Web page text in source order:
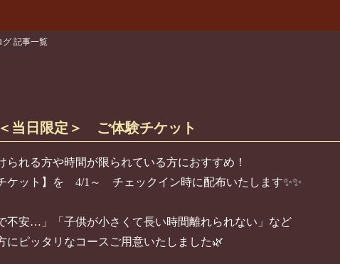
グ 記事一覧
当日限定＞ ご体験チケット
られる方や時間が限られている方におすすめ！
ケット】を 4/1～ チェックイン時に配布いたします✨✨
不安…」「子供が小さくて長い時間離れられない」など
にピッタリなコースご用意いたしました🌿